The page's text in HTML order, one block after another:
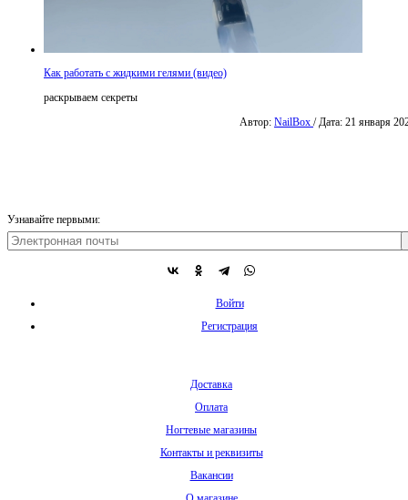
Как работать с жидкими гелями (видео)
раскрываем секреты
Автор: NailBox / Дата: 21 января
Узнавайте первыми:
Войти
Регистрация
Доставка
Оплата
Ногтевые магазины
Контакты и реквизиты
Вакансии